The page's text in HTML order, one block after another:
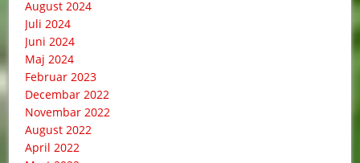
August 2024
Juli 2024
Juni 2024
Maj 2024
Februar 2023
Decembar 2022
Novembar 2022
August 2022
April 2022